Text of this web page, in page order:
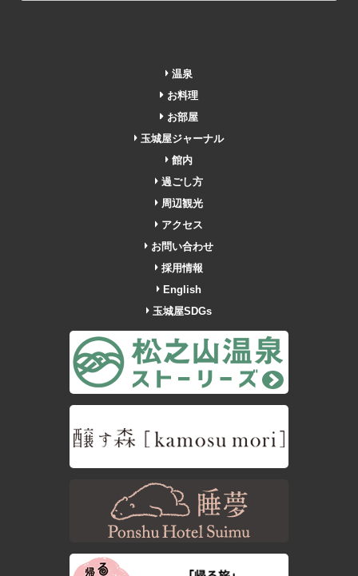
温泉
お料理
お部屋
玉城屋ジャーナル
館内
過ごし方
周辺観光
アクセス
お問い合わせ
採用情報
English
玉城屋SDGs